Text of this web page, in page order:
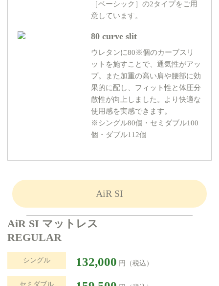
［ベーシック］の2タイプをご用
意しています。
80 curve slit
ウレタンに80※個のカーブスリ
ットを施すことで、通気性がアッ
プ。また加重の高い肩や腰部に効
果的に配し、フィット性と体圧分
散性が向上しました。より快適な
使用感を実感できます。
※シングル80個・セミダブル100
個・ダブル112個
AiR SI
AiR SI マットレス
REGULAR
シングル 132,000 円（税込）
セミダブル